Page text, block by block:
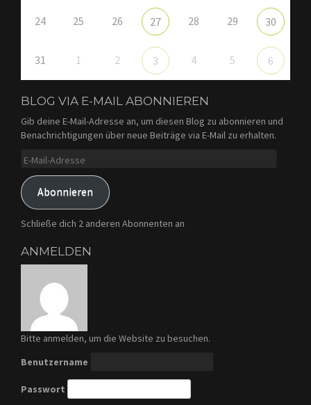
24 25 26 27 28 29 30
31 1 2 3 4 5 6
BLOG VIA E-MAIL ABONNIEREN
Gib deine E-Mail-Adresse an, um diesen Blog zu abonnieren und
Benachrichtigungen über neue Beiträge via E-Mail zu erhalten.
E-
Adresse
Abonnieren
Schließe dich 2 anderen Abonnenten an
ANMELDEN
Bitte anmelden, um die Website zu besuchen.
Benutzername
Passwort